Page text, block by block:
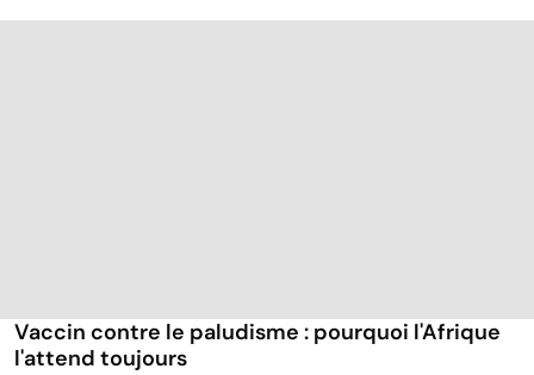
Vaccin contre le paludisme : pourquoi l'Afrique
l'attend toujours